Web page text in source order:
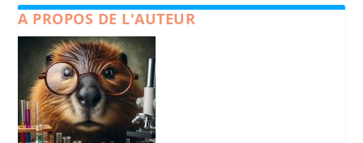
A PROPOS DE L'AUTEUR